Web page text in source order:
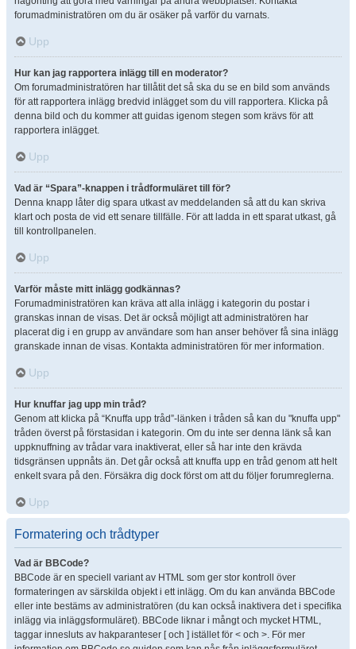
forumadministratören om du är osäker på varför du varnats.
Upp
Hur kan jag rapportera inlägg till en moderator?
Om forumadministratören har tillåtit det så ska du se en bild som används
för att rapportera inlägg bredvid inlägget som du vill rapportera. Klicka på
denna bild och du kommer att guidas igenom stegen som krävs för att
rapportera inlägget.
Upp
Vad är “Spara”-knappen i trådformuläret till för?
Denna knapp låter dig spara utkast av meddelanden så att du kan skriva
klart och posta de vid ett senare tillfälle. För att ladda in ett sparat utkast, gå
till kontrollpanelen.
Upp
Varför måste mitt inlägg godkännas?
Forumadministratören kan kräva att alla inlägg i kategorin du postar i
granskas innan de visas. Det är också möjligt att administratören har
placerat dig i en grupp av användare som han anser behöver få sina inlägg
granskade innan de visas. Kontakta administratören för mer information.
Upp
Hur knuffar jag upp min tråd?
Genom att klicka på “Knuffa upp tråd”-länken i tråden så kan du "knuffa upp"
tråden överst på förstasidan i kategorin. Om du inte ser denna länk så kan
uppknuffning av trådar vara inaktiverat, eller så har inte den krävda
tidsgränsen uppnåts än. Det går också att knuffa upp en tråd genom att helt
enkelt svara på den. Försäkra dig dock först om att du följer forumreglerna.
Upp
Formatering och trådtyper
Vad är BBCode?
BBCode är en speciell variant av HTML som ger stor kontroll över
formateringen av särskilda objekt i ett inlägg. Om du kan använda BBCode
eller inte bestäms av administratören (du kan också inaktivera det i specifika
inlägg via inläggsformuläret). BBCode liknar i mångt och mycket HTML,
taggar innesluts av hakparanteser [ och ] istället för < och >. För mer